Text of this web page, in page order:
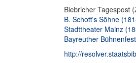
Biebricher Tagespost
B. Schott's Söhne
Stadttheater Mainz
Bayreuther
http://